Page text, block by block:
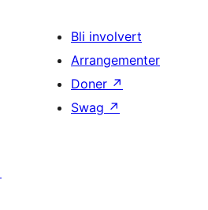
Bli involvert
Arrangementer
Doner ↗
Swag ↗